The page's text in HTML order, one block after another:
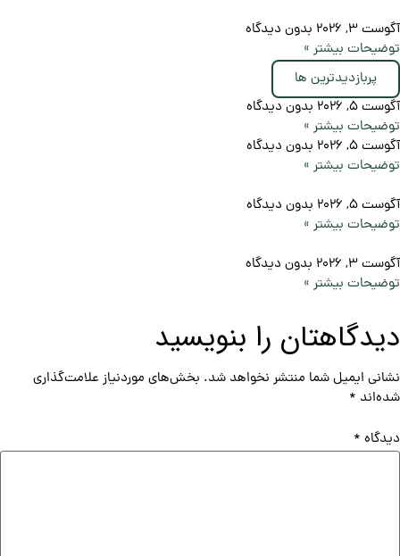
آگوست 3, 2026
بدون دیدگاه
توضیحات بیشتر »
پربازدیدترین ها
آگوست 5, 2026
بدون دیدگاه
توضیحات بیشتر »
آگوست 5, 2026
بدون دیدگاه
توضیحات بیشتر »
آگوست 5, 2026
بدون دیدگاه
توضیحات بیشتر »
آگوست 3, 2026
بدون دیدگاه
توضیحات بیشتر »
دیدگاهتان را بنویسید
نشانی ایمیل شما منتشر نخواهد شد. بخش‌های موردنیاز علامت‌گذاری
شده‌اند *
دیدگاه *